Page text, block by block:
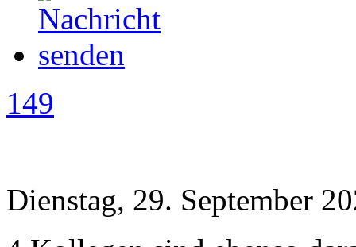
149
Dienstag, 29. September